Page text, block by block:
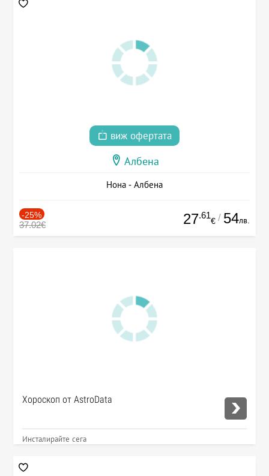
виж офертата
Албена
Нона - Албена
-25%
37.02€ 27.61
€ / 54лв.
Хороскоп от AstroData
Инсталирайте сега